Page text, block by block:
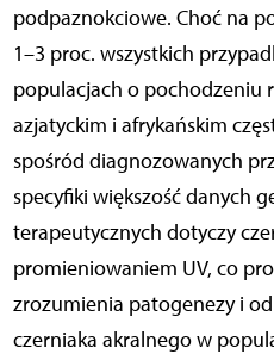
podpaznokciowe. Choć na
1–3 proc. wszystkich
populacjach o pochodzeniu
azjatyckim i afrykańskim
spośród diagnozowanych
specyfiki większość danych
terapeutycznych dotyczy
promieniowaniem UV, co
zrozumienia patogenezy i
czerniaka akralnego w